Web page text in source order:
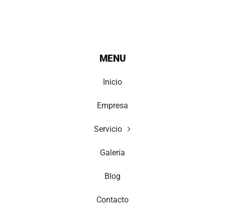
MENU
Inicio
Empresa
Servicio
Galería
Blog
Contacto